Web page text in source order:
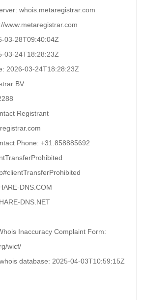
whois.metaregistrar.com
www.metaregistrar.com
03-28T09:40:04Z
03-24T18:28:23Z
2026-03-24T18:28:23Z
BV
Registrant
Phone: +31.858885692
DNS.COM
DNS.NET
Inaccuracy Complaint Form:
wicf/
database: 2025-04-03T10:59:15Z